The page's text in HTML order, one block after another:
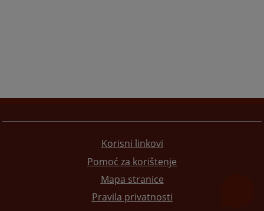
Korisni linkovi
Pomoć za korištenje
Mapa stranice
Pravila privatnosti